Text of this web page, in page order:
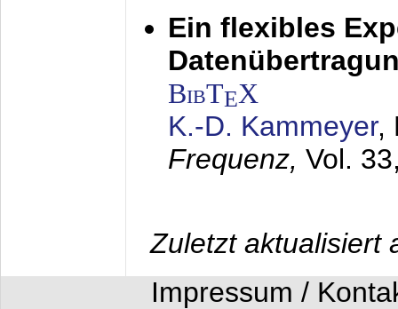
Ein flexibles
BibTEX
K.-D. Kammeyer,
Frequenz, Vol.
Zuletzt aktualisiert
Impressum /